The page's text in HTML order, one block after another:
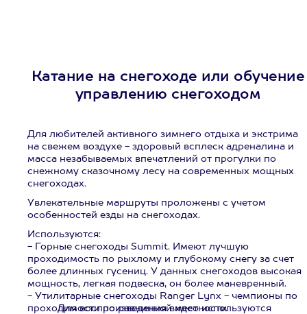
Катание на снегоходе или обучение
управлению снегоходом
Для любителей активного зимнего отдыха и экстрима
на свежем воздухе - здоровый всплеск адреналина и
масса незабываемых впечатлений от прогулки по
снежному сказочному лесу на современных мощных
снегоходах.
Увлекательные маршруты проложены с учетом
особенностей езды на снегоходах.
Используются:
- Горные снегоходы Summit. Имеют лучшую
проходимость по рыхлому и глубокому снегу за счет
более длинных гусениц. У данных снегоходов высокая
мощность, легкая подвеска, он более маневренный.
- Утилитарные снегоходы Ranger Lynx - чемпионы по
проходимости по равнинной местности.
Для воспроизведения видео используются